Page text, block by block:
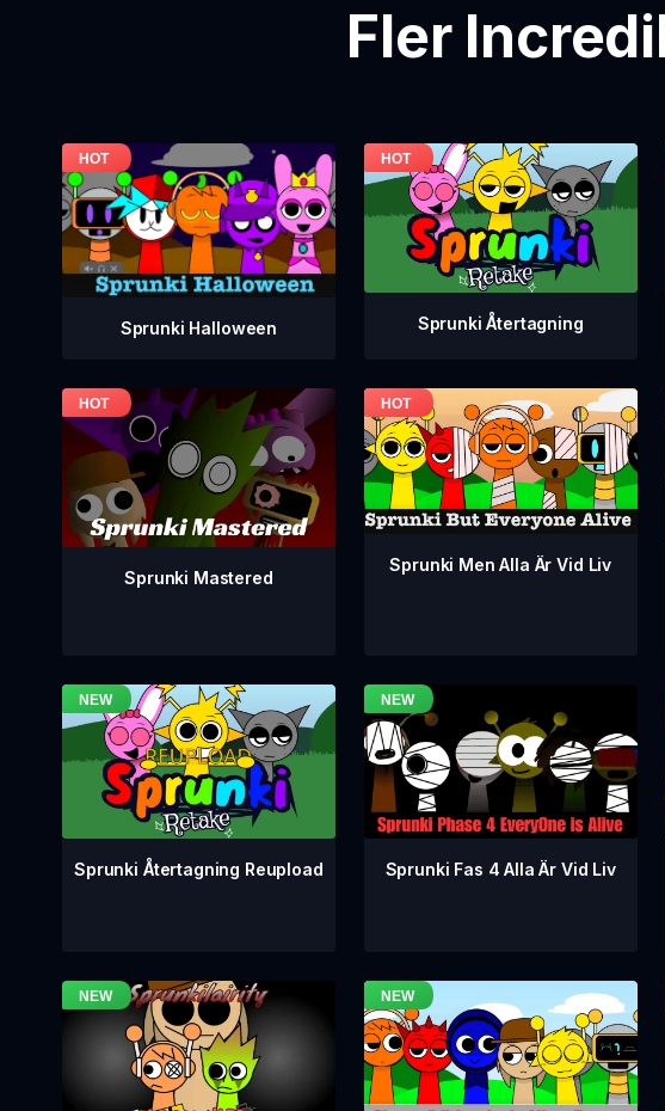
Fler
Sprunki Halloween Sprunki Återtagning
Sprunki Mastered
Sprunki Men Alla Är Vid Liv
Sprunki Återtagning Reupload Sprunki Fas 4 Alla Är Vid Liv